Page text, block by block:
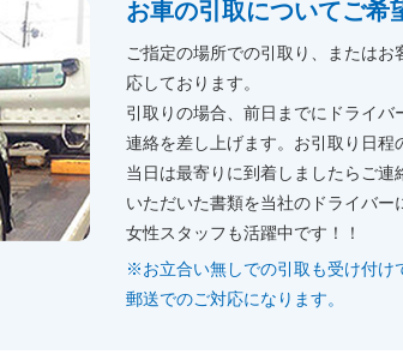
お車の引取についてご希
ご指定の場所での引取り、または
応しております。
引取りの場合、前日までにドライ
連絡を差し上げます。お引取り日程
当日は最寄りに到着しましたらご
いただいた書類を当社のドライバー
女性スタッフも活躍中です！！
※お立合い無しでの引取も受け付け
郵送でのご対応になります。